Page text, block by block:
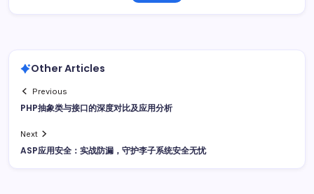
Other Articles
Previous
PHP抽象类与接口的深度对比及应用分析
Next
ASP应用安全：实战防漏，守护李子系统安全无忧